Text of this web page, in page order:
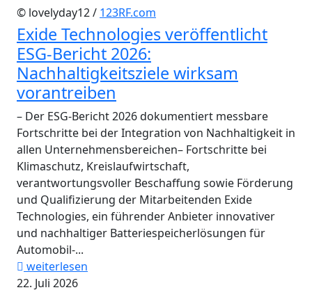
© lovelyday12 / 123RF.com
Exide Technologies veröffentlicht
ESG-Bericht 2026:
Nachhaltigkeitsziele wirksam
vorantreiben
– Der ESG-Bericht 2026 dokumentiert messbare
Fortschritte bei der Integration von Nachhaltigkeit in
allen Unternehmensbereichen– Fortschritte bei
Klimaschutz, Kreislaufwirtschaft,
verantwortungsvoller Beschaffung sowie Förderung
und Qualifizierung der Mitarbeitenden Exide
Technologies, ein führender Anbieter innovativer
und nachhaltiger Batteriespeicherlösungen für
Automobil-...
weiterlesen
22. Juli 2026